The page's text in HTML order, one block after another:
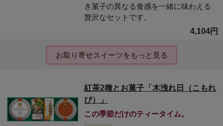
き菓子の異なる食感を一緒に味わえる
贅沢なセットです。
4,104円
お取り寄せスイーツをもっと見る
紅茶2種とお菓子「木洩れ日（こもれ
び）」
この季節だけのティータイム。